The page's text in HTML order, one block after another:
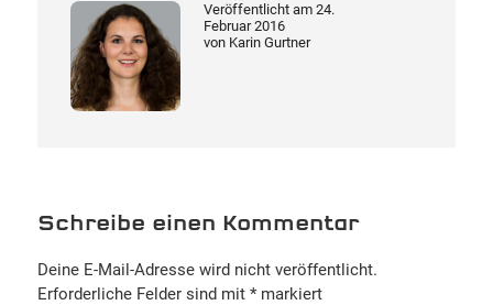
Veröffentlicht am 24.
Februar 2016
von Karin Gurtner
Schreibe einen Kommentar
Deine E-Mail-Adresse wird nicht veröffentlicht.
Erforderliche Felder sind mit *markiert